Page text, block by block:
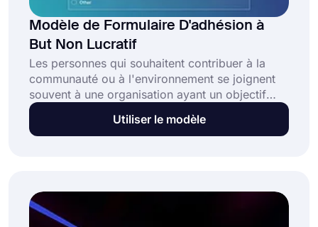
Modèle de Formulaire D'adhésion à
But Non Lucratif
Les personnes qui souhaitent contribuer à la
communauté ou à l'environnement se joignent
souvent à une organisation ayant un objectif
commun. Un formulaire d'adhésion à but non
lucratif aide les gens à s'inscrire à une
pouvez créer votre propre formulaire et
permettre aux gens de rejoindre votre
organisation en ligne.
Utiliser le modèle